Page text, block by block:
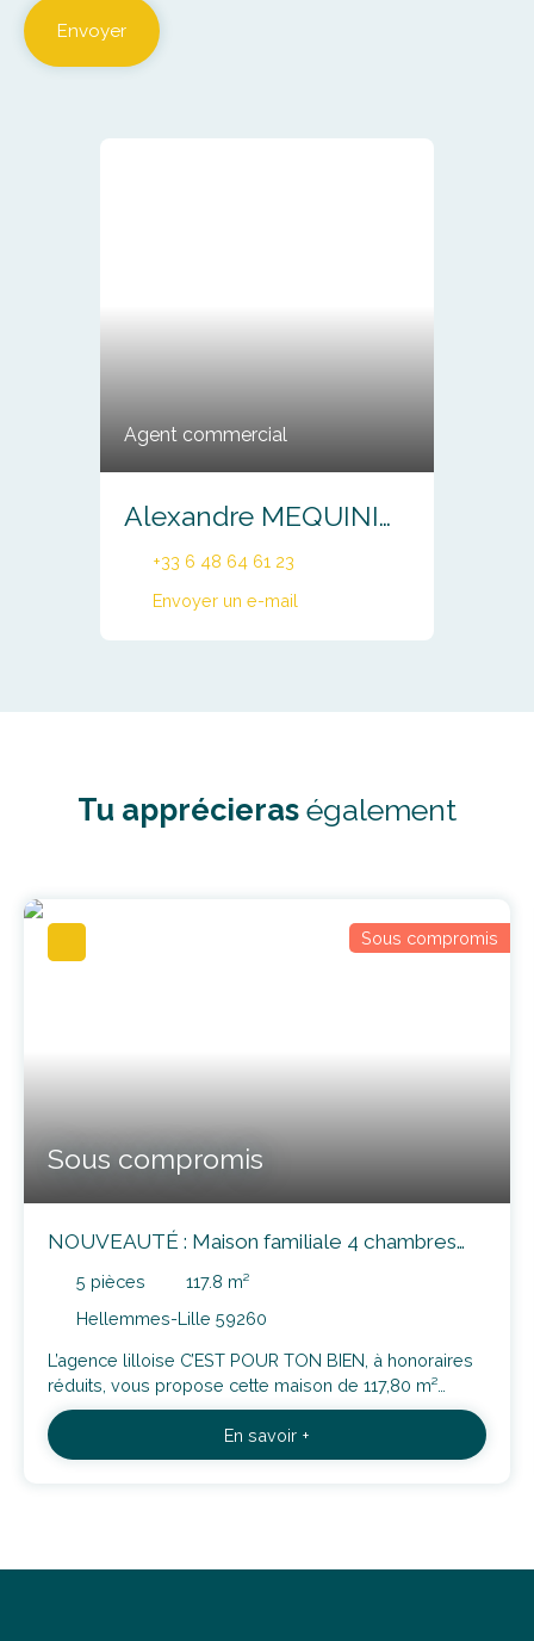
Envoyer
Agent commercial
Alexandre MEQUINION
+33 6 48 64 61 23
Envoyer un e-mail
Tu apprécieras également
Sous compromis
Sous compromis
NOUVEAUTÉ : Maison familiale 4 chambres
avec jardin – Hellemmes, rue recherchée
5 pièces 117.8 m²
Hellemmes-Lille 59260
L’agence lilloise C’EST POUR TON BIEN, à honoraires
réduits, vous propose cette maison de 117,80 m²
habitables, située dans l’une des plus belles rues
d’Hellemmes, la rue Charles Saint-Venant, à proximité
de toutes les commodités, des commerces du
En savoir +